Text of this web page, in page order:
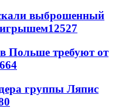
выброшенный
12527
Польше требуют от
группы Ляпис